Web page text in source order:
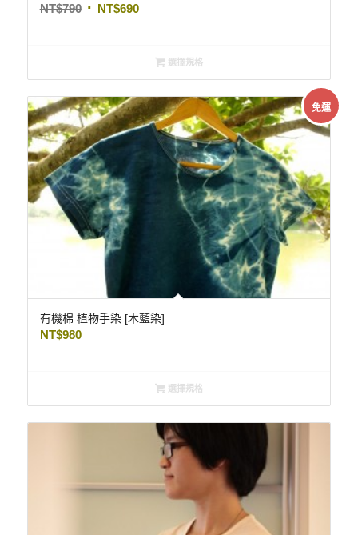
NT$790 NT$690
選擇規格
免運
有機棉 植物手染 [木藍染]
NT$980
選擇規格